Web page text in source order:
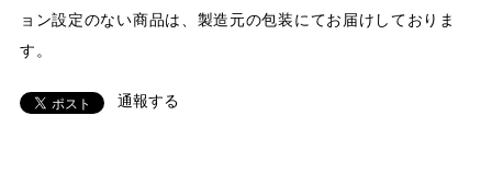
ョン設定のない商品は、製造元の包装にてお届けしておりま
す。
通報する